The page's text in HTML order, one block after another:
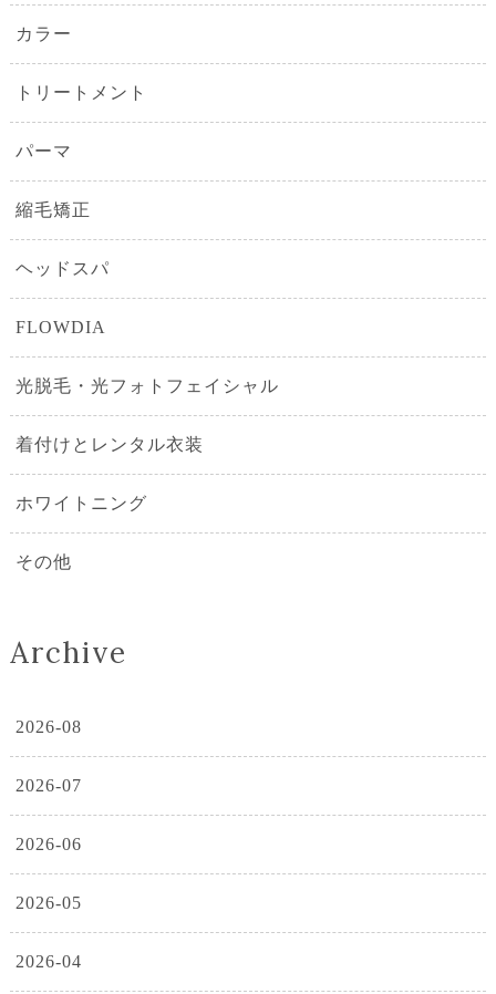
カラー
トリートメント
パーマ
縮毛矯正
ヘッドスパ
FLOWDIA
光脱毛・光フォトフェイシャル
着付けとレンタル衣装
ホワイトニング
その他
Archive
2026-08
2026-07
2026-06
2026-05
2026-04